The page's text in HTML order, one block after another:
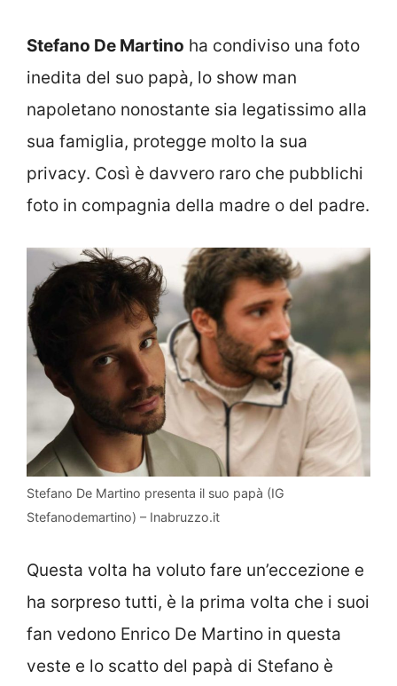
Stefano De Martino ha condiviso una foto
inedita del suo papà, lo show man
napoletano nonostante sia legatissimo alla
sua famiglia, protegge molto la sua
privacy. Così è davvero raro che pubblichi
foto in compagnia della madre o del padre.
Stefano De Martino presenta il suo papà (IG
Stefanodemartino) – Inabruzzo.it
Questa volta ha voluto fare un’eccezione e
ha sorpreso tutti, è la prima volta che i suoi
fan vedono Enrico De Martino in questa
veste e lo scatto del papà di Stefano è